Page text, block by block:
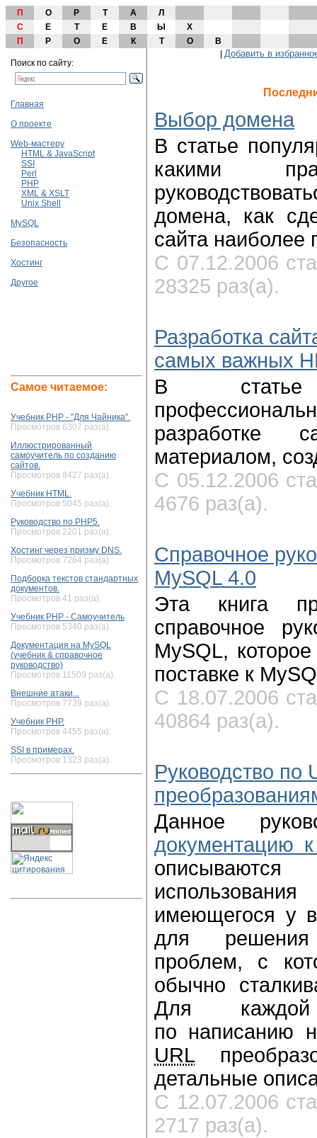
П О Р Т А
Л
С
Е Т Е В Ы
Х
П
Р О Е К Т О В
Поиск по сайту:
Главная
О проекте
Web-мастеру
HTML & JavaScript
SSI
Perl
PHP
XML & XSLT
Unix Shell
MySQL
Безопасность
Хостинг
Другое
Самое читаемое:
Учебник PHP - "Для Чайника".
Просмотров 6307 раз(а).
Иллюстрированный
самоучитель по созданию
сайтов.
Просмотров 8427 раз(а).
Учебник HTML.
Просмотров 5045 раз(а).
Руководство по PHP5.
Просмотров 2201 раз(а).
Хостинг через призму DNS.
Просмотров 7284 раз(а).
Подборка текстов стандартных
документов.
Просмотров 41 раз(а).
Учебник PHP - Самоучитель
Просмотров 5340 раз(а).
Документация на MySQL
(учебник & справочное
руководство)
Просмотров 11509 раз(а).
Внешние атаки...
Просмотров 7739 раз(а).
Учебник PHP.
Просмотров 4455 раз(а).
SSI в примерах.
Просмотров 1323 раз(а).
Добавить в
Выбор домена
В статье
какими
домена, как
сайта наиболее
С 07.12.2006
28325 раз(а).
Разработка
самых важных
В статье
разработке
материалом,
С 05.12.2006
4676 раз(а).
Справочное
MySQL 4.0
Эта книга
справочное
MySQL,
поставке к
С 18.07.2006
40864 раз(а).
Руководство по
Данное
документацию
имеющегося у
для
проблем, с
обычно
Для
по написанию
URL
детальные
С 12.07.2006
2717 раз(а).